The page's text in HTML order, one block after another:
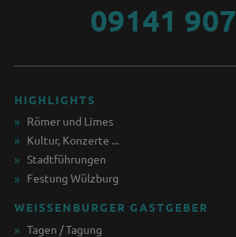
09141
HIGHLIGHTS
Römer und Limes
Kultur, Konzerte ...
Stadtführungen
Festung Wülzburg
WEISSENBURGER GASTGEBER
Tagen / Tagung